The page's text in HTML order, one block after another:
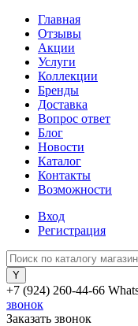
Главная
Отзывы
Акции
Услуги
Коллекции
Бренды
Доставка
Вопрос ответ
Блог
Новости
Каталог
Контакты
Возможности
Вход
Регистрация
+7 (924) 260-44-66
звонок
Заказать звонок